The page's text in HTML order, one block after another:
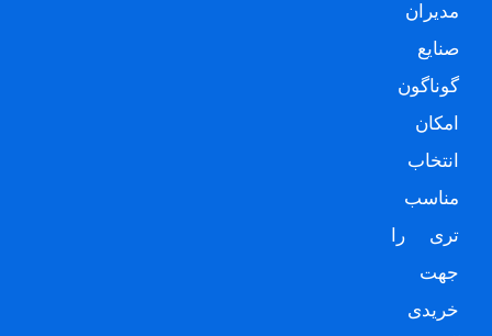
مدیران
صنایع
گوناگون
امکان
انتخاب
مناسب
تری را
جهت
خریدی